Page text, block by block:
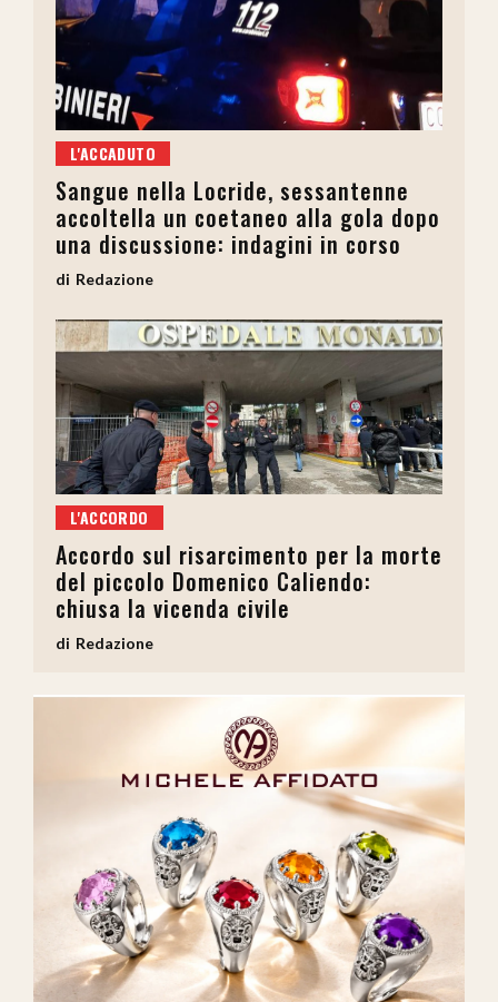
L'ACCADUTO
Sangue nella Locride, sessantenne
accoltella un coetaneo alla gola dopo
una discussione: indagini in corso
Redazione
L'ACCORDO
Accordo sul risarcimento per la morte
del piccolo Domenico Caliendo:
chiusa la vicenda civile
Redazione